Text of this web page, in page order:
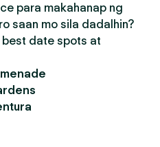
para makahanap ng
saan mo sila dadalhin?
date spots at